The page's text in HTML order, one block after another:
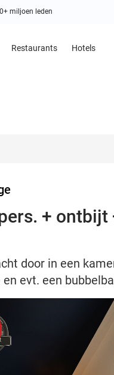
miljoen leden
Restaurants Hotels
+ ontbijt
door in een
evt. een